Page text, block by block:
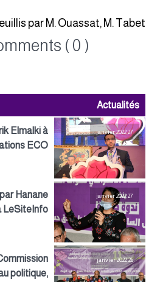
par M. Ouassat, M.
( 0 )
Actualités
27 janvier 2022
Elmalki à
ECO
27 janvier 2022
Hanane
LeSiteInfo
26 janvier 2022
politique,